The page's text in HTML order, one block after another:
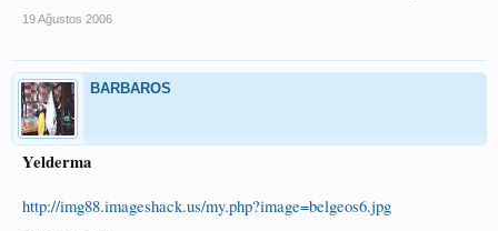
19 Ağustos 2006
BARBAROS
Yelderma
http://img88.imageshack.us/my.php?image=belgeos6.jpg